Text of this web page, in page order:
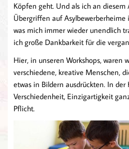
Köpfen geht. Und als ich an
Übergriffen auf Asylbewerberheime
was mich immer wieder unendlich
ich große Dankbarkeit für die
Hier, in unseren Workshops, waren
verschiedene, kreative Menschen,
etwas in Bildern ausdrückten. In der
Verschiedenheit, Einzigartigkeit
Pflicht.